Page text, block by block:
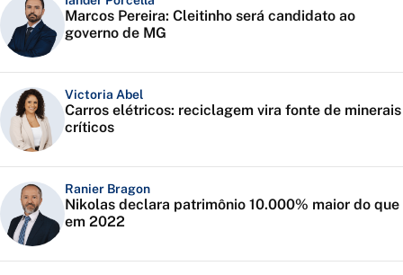
Marcos Pereira: Cleitinho será candidato ao
governo de MG
Victoria Abel
Carros elétricos: reciclagem vira fonte de minerais
críticos
Ranier Bragon
Nikolas declara patrimônio 10.000% maior do que
em 2022